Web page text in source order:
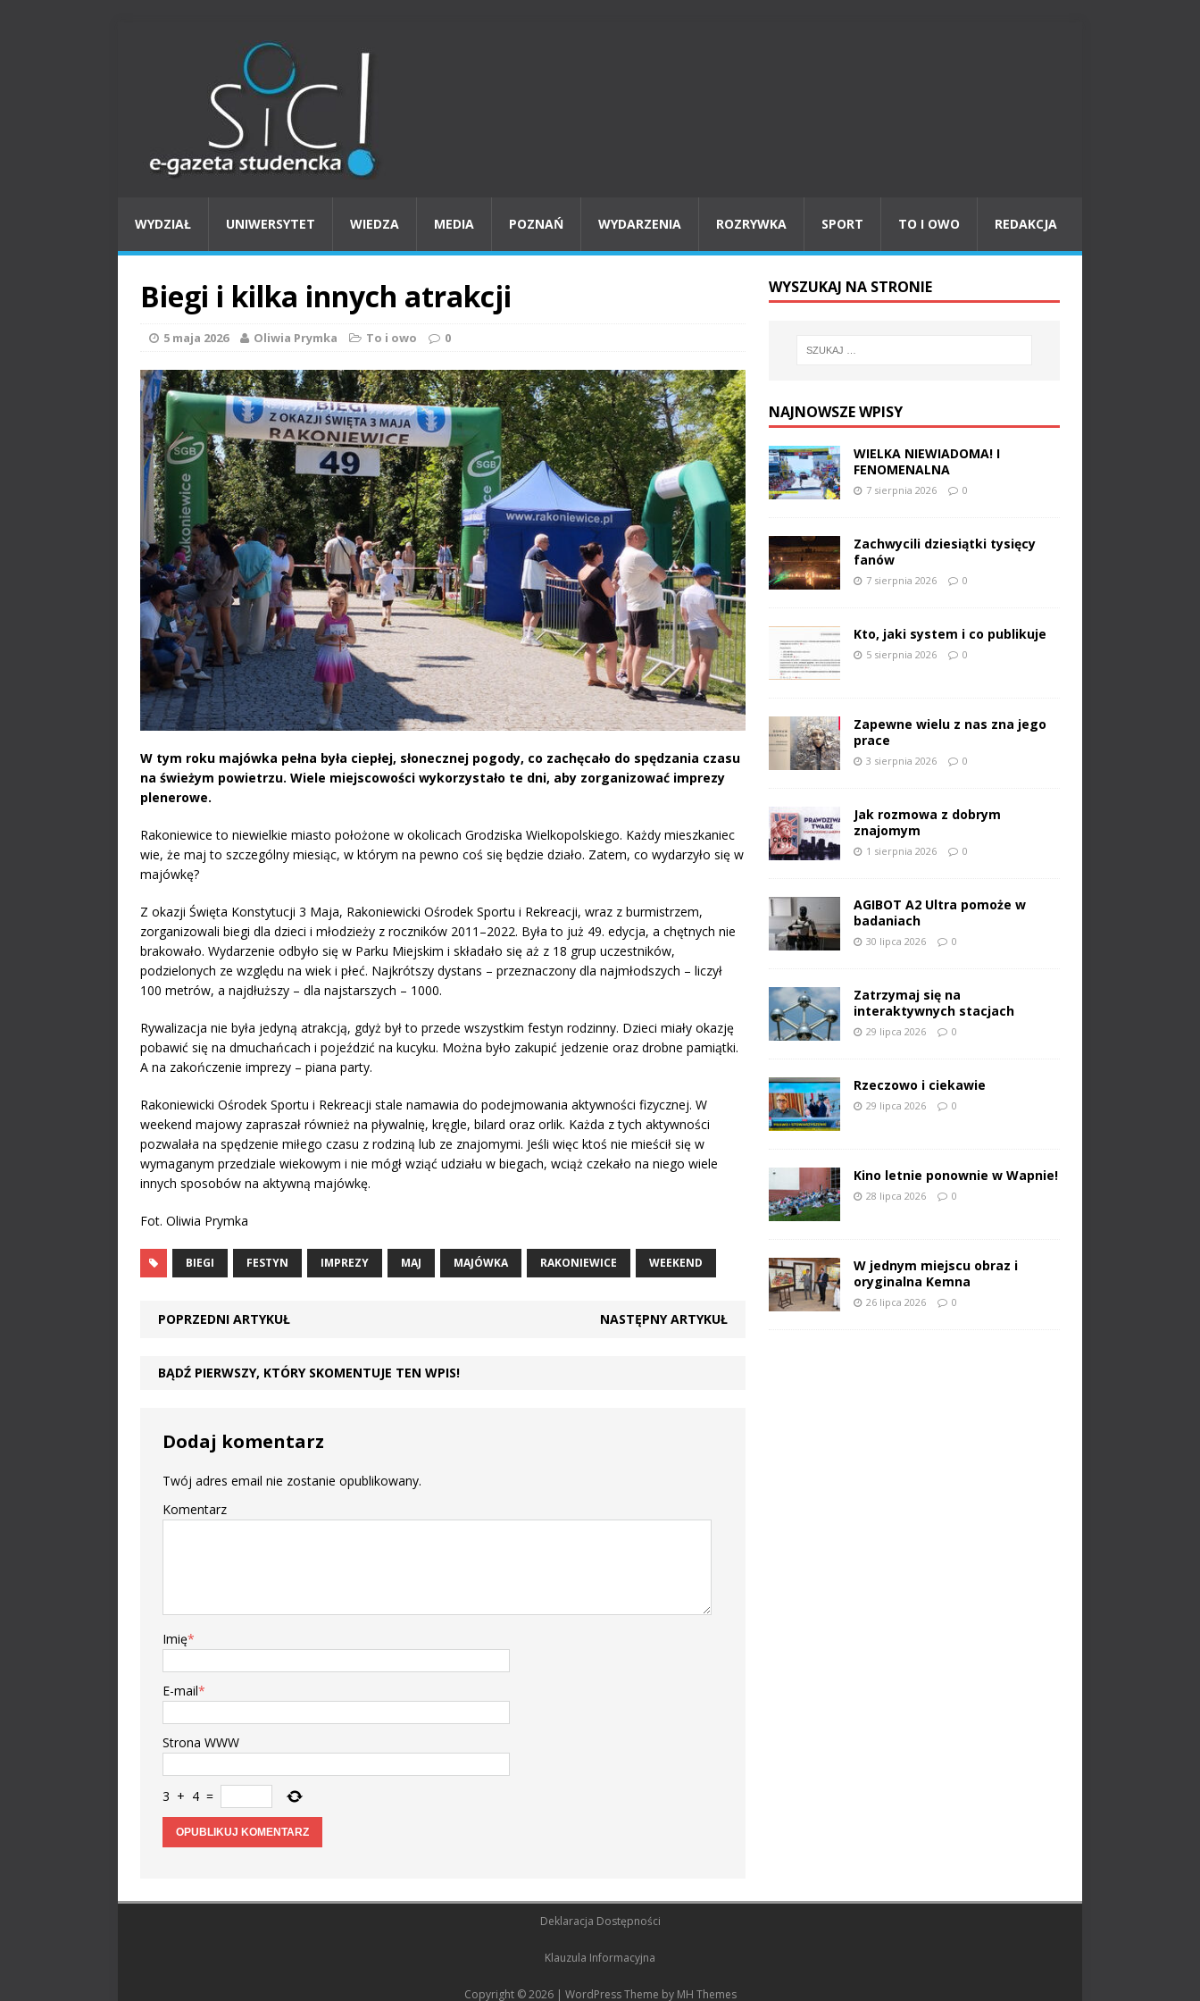
WYDZIAŁ UNIWERSYTET WIEDZA MEDIA POZNAŃ WYDARZENIA ROZRYWKA SPORT TO I OWO REDAKCJA
Biegi i kilka innych atrakcji
5 maja 2026 Oliwia Prymka To i owo 0
W tym roku majówka pełna była ciepłej, słonecznej pogody, co zachęcało do spędzania czasu
na świeżym powietrzu. Wiele miejscowości wykorzystało te dni, aby zorganizować imprezy
plenerowe.
Rakoniewice to niewielkie miasto położone w okolicach Grodziska Wielkopolskiego. Każdy mieszkaniec
wie, że maj to szczególny miesiąc, w którym na pewno coś się będzie działo. Zatem, co wydarzyło się w
majówkę?
Z okazji Święta Konstytucji 3 Maja, Rakoniewicki Ośrodek Sportu i Rekreacji, wraz z burmistrzem,
zorganizowali biegi dla dzieci i młodzieży z roczników 2011–2022. Była to już 49. edycja, a chętnych nie
brakowało. Wydarzenie odbyło się w Parku Miejskim i składało się aż z 18 grup uczestników,
podzielonych ze względu na wiek i płeć. Najkrótszy dystans – przeznaczony dla najmłodszych – liczył
100 metrów, a najdłuższy – dla najstarszych – 1000.
Rywalizacja nie była jedyną atrakcją, gdyż był to przede wszystkim festyn rodzinny. Dzieci miały okazję
pobawić się na dmuchańcach i pojeździć na kucyku. Można było zakupić jedzenie oraz drobne pamiątki.
A na zakończenie imprezy – piana party.
Rakoniewicki Ośrodek Sportu i Rekreacji stale namawia do podejmowania aktywności fizycznej. W
weekend majowy zapraszał również na pływalnię, kręgle, bilard oraz orlik. Każda z tych aktywności
pozwalała na spędzenie miłego czasu z rodziną lub ze znajomymi. Jeśli więc ktoś nie mieścił się w
wymaganym przedziale wiekowym i nie mógł wziąć udziału w biegach, wciąż czekało na niego wiele
innych sposobów na aktywną majówkę.
Fot. Oliwia Prymka
BIEGI FESTYN IMPREZY MAJ MAJÓWKA RAKONIEWICE WEEKEND
POPRZEDNI ARTYKUŁ NASTĘPNY ARTYKUŁ
BĄDŹ PIERWSZY, KTÓRY SKOMENTUJE TEN WPIS!
Dodaj komentarz
Twój adres email nie zostanie opublikowany.
Komentarz
Imię*
E-mail*
Strona WWW
3 + 4 =
WYSZUKAJ NA STRONIE
NAJNOWSZE WPISY
WIELKA NIEWIADOMA! I
FENOMENALNA
7 sierpnia 2026 0
Zachwycili dziesiątki tysięcy
fanów
7 sierpnia 2026 0
Kto, jaki system i co publikuje
5 sierpnia 2026 0
Zapewne wielu z nas zna jego
prace
3 sierpnia 2026 0
Jak rozmowa z dobrym
znajomym
1 sierpnia 2026 0
AGIBOT A2 Ultra pomoże w
badaniach
30 lipca 2026 0
Zatrzymaj się na
interaktywnych stacjach
29 lipca 2026 0
Rzeczowo i ciekawie
29 lipca 2026 0
Kino letnie ponownie w Wapnie!
28 lipca 2026 0
W jednym miejscu obraz i
oryginalna Kemna
26 lipca 2026 0
Deklaracja Dostępności
Klauzula Informacyjna
Copyright © 2026 | WordPress Theme by MH Themes